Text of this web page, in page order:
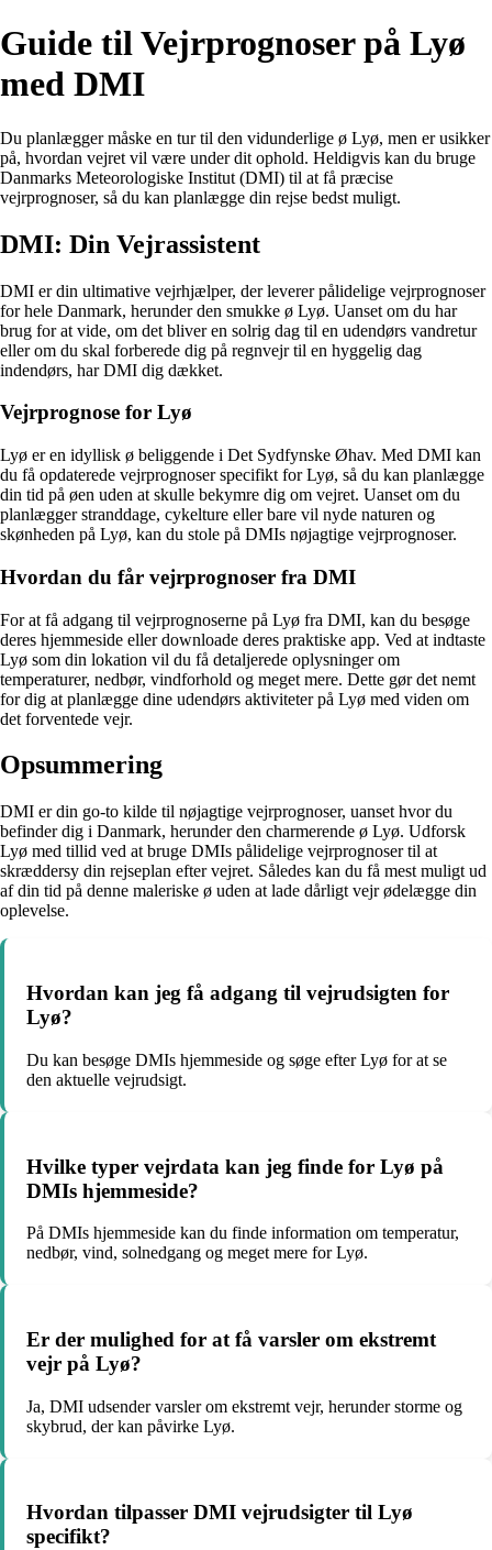
Guide til Vejrprognoser på Lyø
med DMI
Du planlægger måske en tur til den vidunderlige ø Lyø, men er usikker
på, hvordan vejret vil være under dit ophold. Heldigvis kan du bruge
Danmarks Meteorologiske Institut (DMI) til at få præcise
vejrprognoser, så du kan planlægge din rejse bedst muligt.
DMI: Din Vejrassistent
DMI er din ultimative vejrhjælper, der leverer pålidelige vejrprognoser
for hele Danmark, herunder den smukke ø Lyø. Uanset om du har
brug for at vide, om det bliver en solrig dag til en udendørs vandretur
eller om du skal forberede dig på regnvejr til en hyggelig dag
indendørs, har DMI dig dækket.
Vejrprognose for Lyø
Lyø er en idyllisk ø beliggende i Det Sydfynske Øhav. Med DMI kan
du få opdaterede vejrprognoser specifikt for Lyø, så du kan planlægge
din tid på øen uden at skulle bekymre dig om vejret. Uanset om du
planlægger stranddage, cykelture eller bare vil nyde naturen og
skønheden på Lyø, kan du stole på DMIs nøjagtige vejrprognoser.
Hvordan du får vejrprognoser fra DMI
For at få adgang til vejrprognoserne på Lyø fra DMI, kan du besøge
deres hjemmeside eller downloade deres praktiske app. Ved at indtaste
Lyø som din lokation vil du få detaljerede oplysninger om
temperaturer, nedbør, vindforhold og meget mere. Dette gør det nemt
for dig at planlægge dine udendørs aktiviteter på Lyø med viden om
det forventede vejr.
Opsummering
DMI er din go-to kilde til nøjagtige vejrprognoser, uanset hvor du
befinder dig i Danmark, herunder den charmerende ø Lyø. Udforsk
Lyø med tillid ved at bruge DMIs pålidelige vejrprognoser til at
skræddersy din rejseplan efter vejret. Således kan du få mest muligt ud
af din tid på denne maleriske ø uden at lade dårligt vejr ødelægge din
oplevelse.
Hvordan kan jeg få adgang til vejrudsigten for
Lyø?
Du kan besøge DMIs hjemmeside og søge efter Lyø for at se
den aktuelle vejrudsigt.
Hvilke typer vejrdata kan jeg finde for Lyø på
DMIs hjemmeside?
På DMIs hjemmeside kan du finde information om temperatur,
nedbør, vind, solnedgang og meget mere for Lyø.
Er der mulighed for at få varsler om ekstremt
vejr på Lyø?
Ja, DMI udsender varsler om ekstremt vejr, herunder storme og
skybrud, der kan påvirke Lyø.
Hvordan tilpasser DMI vejrudsigter til Lyø
specifikt?